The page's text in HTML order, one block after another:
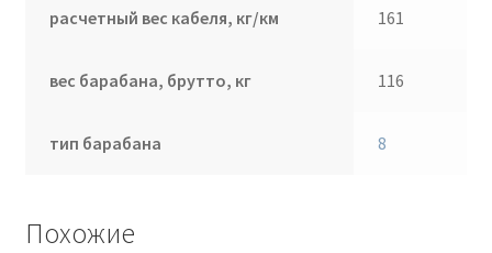
расчетный вес кабеля, кг/км 161
вес барабана, брутто, кг 116
тип барабана 8
Похожие